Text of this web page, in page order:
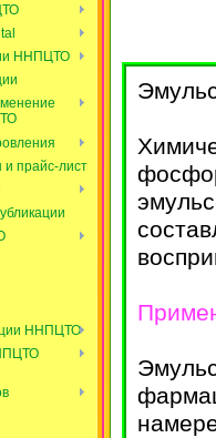
ННПЦТО
прайс-лист
ННПЦТО